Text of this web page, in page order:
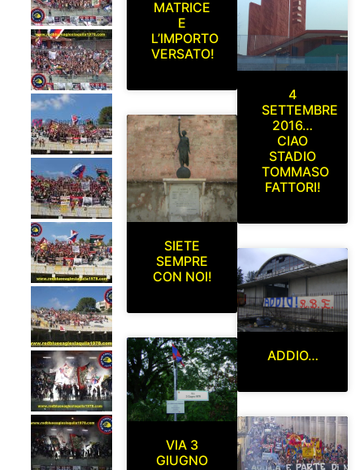
MATRICE
E
L’IMPORTO
VERSATO!
SIETE
SEMPRE
CON NOI!
VIA 3
GIUGNO
4
SETTEMBRE
2016…
CIAO
STADIO
TOMMASO
FATTORI!
ADDIO…